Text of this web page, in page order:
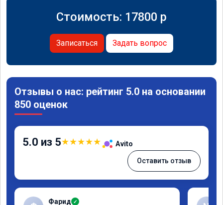
Стоимость: 17800 p
Записаться Задать вопрос
Отзывы о нас: рейтинг 5.0 на основании
850 оценок
5.0 из 5★★★★★ Avito
Оставить отзыв
Фарид ✓